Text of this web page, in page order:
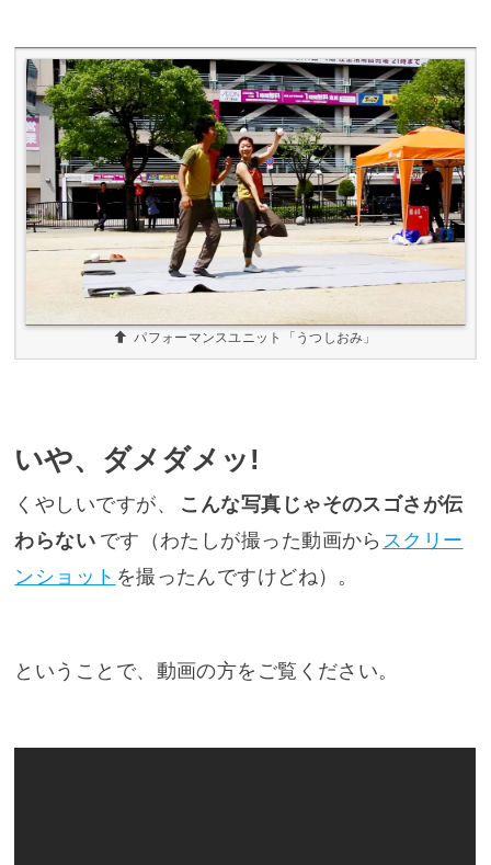
パフォーマンスユニット「うつしおみ」
いや、ダメダメッ!
くやしいですが、
こんな写真じゃそのスゴさが伝
わらない です（わたしが撮った動画から スクリー
ンショット を撮ったんですけどね）。
ということで、動画の方をご覧ください。